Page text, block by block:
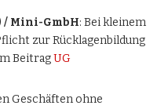
/ Mini-GmbH: Bei kleinem
zur Rücklagenbildung
BeitragUG
Geschäften ohne